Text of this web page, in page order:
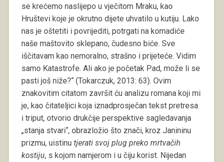
se krećemo naslijepo u vječitom Mraku, kao
Hruštevi koje je okrutno dijete uhvatilo u kutiju. Lako
nas je oštetiti i povrijediti, potrgati na komadiće
naše maštovito sklepano, čudesno biće. Sve
iščitavam kao nemoralno, strašno i prijeteće. Vidim
samo Katastrofe. Ali ako je početak Pad, može li se
pasti još niže?“ (Tokarczuk, 2013: 63). Ovim
znakovitim citatom završit ću analizu romana koji mi
je, kao čitateljici koja iznadprosječan tekst pretresa
i triput, otvorio drukčije perspektive sagledavanja
„stanja stvari“, obrazložio što znači, kroz Janininu
prizmu, uistinu tjerati svoj plug preko mrtvačih
kostiju, s kojom namjerom i u čiju korist. Nijedan